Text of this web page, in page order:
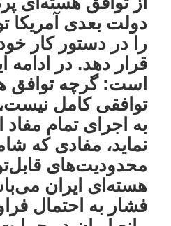
دولت بعدی آمریکا
را در دستور کار
قرار دهد. در
است: گرچه توافق
توافقی کامل نیست،
به اجرای تمام
نماید، مفادی که
محدودیت‌های
هسته‌ای ایران
فشار به احتمال